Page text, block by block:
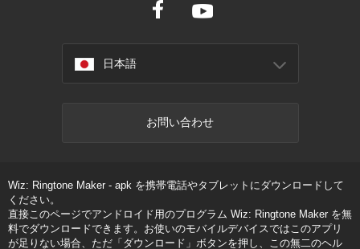
日本語
お問い合わせ
Wiz: Ringtone Maker - apk を携帯電話やタブレットにダウンロードして
ください。
直接このページでアンドロイド用のプログラム Wiz: Ringtone Maker を無
料でダウンロードできます。お使いのモバイルデバイスではこのアプリ
が足りない場合、ただ「ダウンロード」ボタンを押し、この無二のヘル